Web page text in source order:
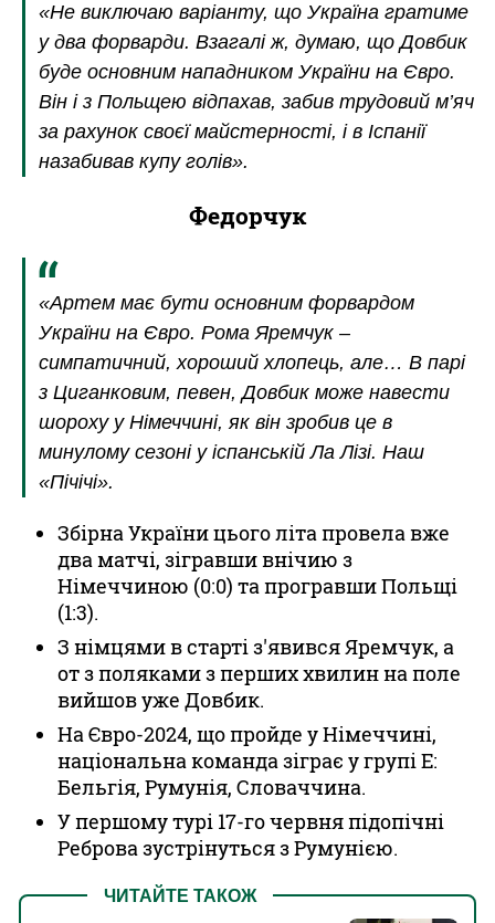
«Не виключаю варіанту, що Україна гратиме
у два форварди. Взагалі ж, думаю, що Довбик
буде основним нападником України на Євро.
Він і з Польщею відпахав, забив трудовий м’яч
за рахунок своєї майстерності, і в Іспанії
назабивав купу голів».
Федорчук
«Артем має бути основним форвардом
України на Євро. Рома Яремчук –
симпатичний, хороший хлопець, але… В парі
з Циганковим, певен, Довбик може навести
шороху у Німеччині, як він зробив це в
минулому сезоні у іспанській Ла Лізі. Наш
«Пічічі».
Збірна України цього літа провела вже
два матчі, зігравши внічию з
Німеччиною (0:0) та програвши Польщі
(1:3).
З німцями в старті з'явився Яремчук, а
от з поляками з перших хвилин на поле
вийшов уже Довбик.
На Євро-2024, що пройде у Німеччині,
національна команда зіграє у групі Е:
Бельгія, Румунія, Словаччина.
У першому турі 17-го червня підопічні
Реброва зустрінуться з Румунією.
ЧИТАЙТЕ ТАКОЖ